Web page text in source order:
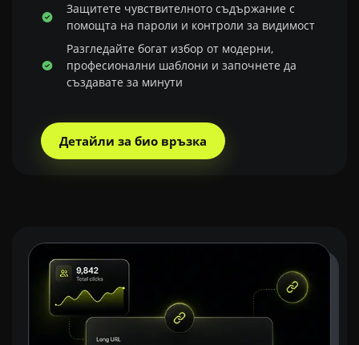
Защитете чувствителното съдържание с
помощта на пароли и контроли за видимост
Разгледайте богат избор от модерни,
професионални шаблони и започнете да
създавате за минути
Детайли за био връзка